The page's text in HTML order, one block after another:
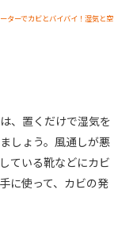
ターでカビとバイバイ！湿気と空
、置くだけで湿気を
しょう。風通しが悪
ている靴などにカビ
に使って、カビの発